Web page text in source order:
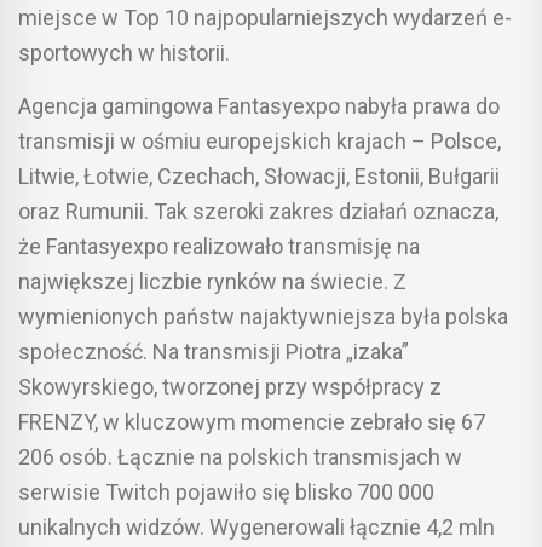
miejsce w Top 10 najpopularniejszych wydarzeń e-
sportowych w historii.
Agencja gamingowa Fantasyexpo nabyła prawa do
transmisji w ośmiu europejskich krajach – Polsce,
Litwie, Łotwie, Czechach, Słowacji, Estonii, Bułgarii
oraz Rumunii. Tak szeroki zakres działań oznacza,
że Fantasyexpo realizowało transmisję na
największej liczbie rynków na świecie. Z
wymienionych państw najaktywniejsza była polska
społeczność. Na transmisji Piotra „izaka”
Skowyrskiego, tworzonej przy współpracy z
FRENZY, w kluczowym momencie zebrało się 67
206 osób. Łącznie na polskich transmisjach w
serwisie Twitch pojawiło się blisko 700 000
unikalnych widzów. Wygenerowali łącznie 4,2 mln